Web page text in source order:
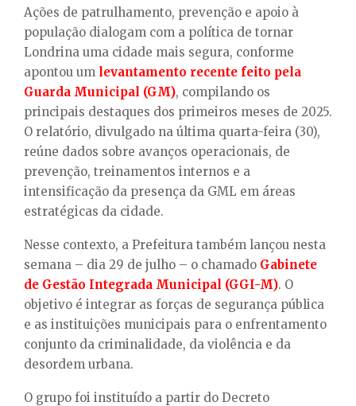
Ações de patrulhamento, prevenção e apoio à
população dialogam com a política de tornar
Londrina uma cidade mais segura, conforme
apontou um levantamento recente feito pela
Guarda Municipal (GM), compilando os
principais destaques dos primeiros meses de 2025.
O relatório, divulgado na última quarta-feira (30),
reúne dados sobre avanços operacionais, de
prevenção, treinamentos internos e a
intensificação da presença da GML em áreas
estratégicas da cidade.
Nesse contexto, a Prefeitura também lançou nesta
semana – dia 29 de julho – o chamado Gabinete
de Gestão Integrada Municipal (GGI-M). O
objetivo é integrar as forças de segurança pública
e as instituições municipais para o enfrentamento
conjunto da criminalidade, da violência e da
desordem urbana.
O grupo foi instituído a partir do Decreto